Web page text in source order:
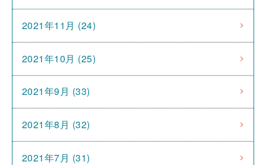
2021年11月 (24)
2021年10月 (25)
2021年9月 (33)
2021年8月 (32)
2021年7月 (31)